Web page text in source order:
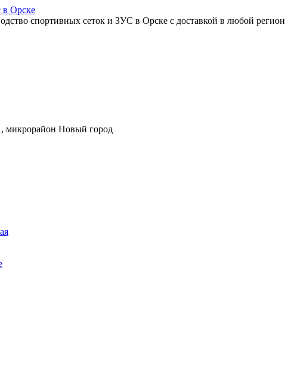
спортивных сеток и ЗУС в Орске с доставкой в любой регион
микрорайон Новый город